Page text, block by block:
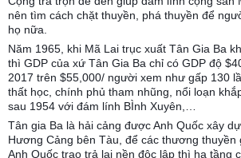
nên tìm cách chặt thuyền, phá thuyền để
họ nữa.
Năm 1965, khi Mã Lai trục xuất Tân Gia Ba
thì GDP của xứ Tân Gia Ba chỉ có GDP độ
2017 trên $55,000/ người xem như gấp 130
thất học, chính phủ tham nhũng, nổi loạn
sau 1954 với đám lính BÌnh Xuyên,…
Tân gia Ba là hải cảng được Anh Quốc xây
Hương Cảng bên Tàu, để các thương thuyền
Anh Quốc trao trả lại nền độc lập thì hạ tầng